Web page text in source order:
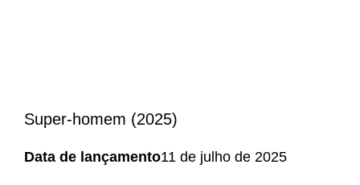
Super-homem (2025)
Data de lançamento11 de julho de 2025